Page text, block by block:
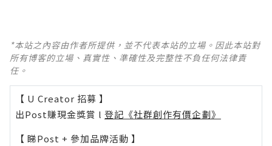
*本站之內容由作者所提供，並不代表本站的立場。因此本站對
所有博客的立場、真實性、準確性及完整性不負任何法律責
任。
【 U Creator 招募 】
出Post賺現金獎賞 l 登記《社群創作有價企劃》
【 睇Post + 參加品牌活動 】